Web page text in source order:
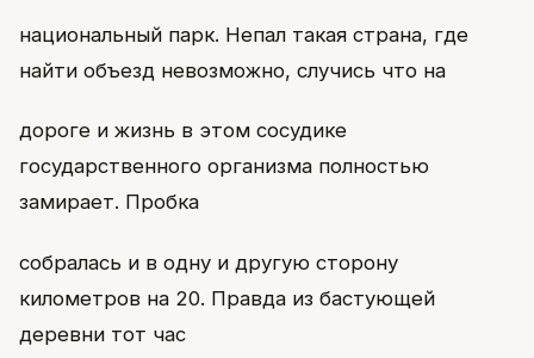
национальный парк. Непал такая страна, где
найти объезд невозможно, случись что на
дороге и жизнь в этом сосудике
государственного организма полностью
замирает. Пробка
собралась и в одну и другую сторону
километров на 20. Правда из бастующей
деревни тот час